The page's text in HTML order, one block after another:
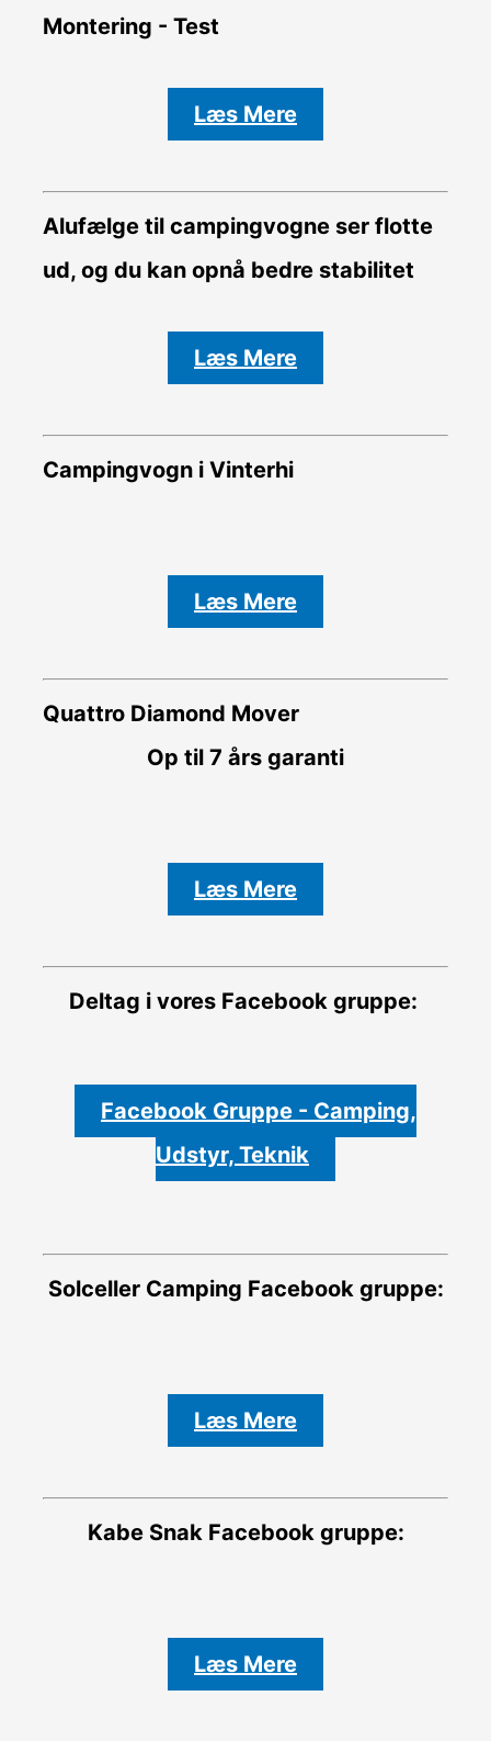
Montering - Test
Læs Mere
Alufælge til campingvogne ser flotte
ud, og du kan opnå bedre stabilitet
Læs Mere
Campingvogn i Vinterhi
Læs Mere
Quattro Diamond Mover
Op til 7 års garanti
Læs Mere
Deltag i vores Facebook gruppe:
Facebook Gruppe - Camping,
Udstyr, Teknik
Solceller Camping Facebook gruppe:
Læs Mere
Kabe SnakFacebook gruppe:
Læs Mere